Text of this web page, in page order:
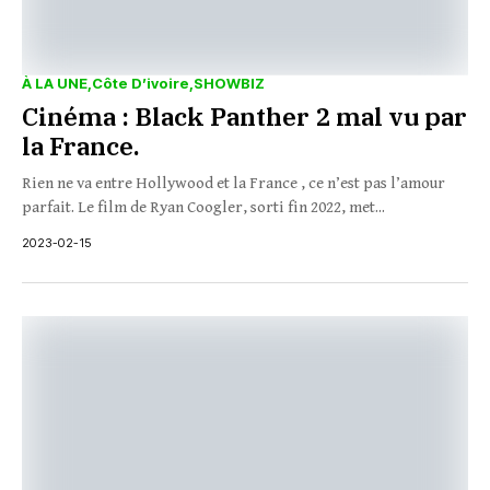
À LA UNE Côte D’ivoire SHOWBIZ
Cinéma : Black Panther 2 mal vu par
la France.
Rien ne va entre Hollywood et la France , ce n’est pas l’amour
parfait. Le film de Ryan Coogler, sorti fin 2022, met...
2023-02-15